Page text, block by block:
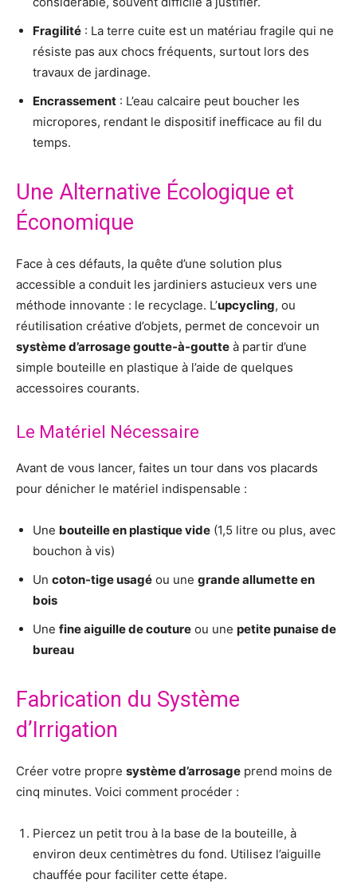
Fragilité : La terre cuite est un matériau fragile qui ne
résiste pas aux chocs fréquents, surtout lors des
travaux de jardinage.
Encrassement : L’eau calcaire peut boucher les
micropores, rendant le dispositif inefficace au fil du
temps.
Une Alternative Écologique et
Économique
Face à ces défauts, la quête d’une solution plus
accessible a conduit les jardiniers astucieux vers une
méthode innovante : le recyclage. L’upcycling, ou
réutilisation créative d’objets, permet de concevoir un
système d’arrosage goutte-à-goutte à partir d’une
simple bouteille en plastique à l’aide de quelques
accessoires courants.
Le Matériel Nécessaire
Avant de vous lancer, faites un tour dans vos placards
pour dénicher le matériel indispensable :
Une bouteille en plastique vide (1,5 litre ou plus, avec
bouchon à vis)
Un coton-tige usagé ou une grande allumette en
bois
Une fine aiguille de couture ou une petite punaise de
bureau
Fabrication du Système
d’Irrigation
Créer votre propre système d’arrosage prend moins de
cinq minutes. Voici comment procéder :
Piercez un petit trou à la base de la bouteille, à
environ deux centimètres du fond. Utilisez l’aiguille
chauffée pour faciliter cette étape.